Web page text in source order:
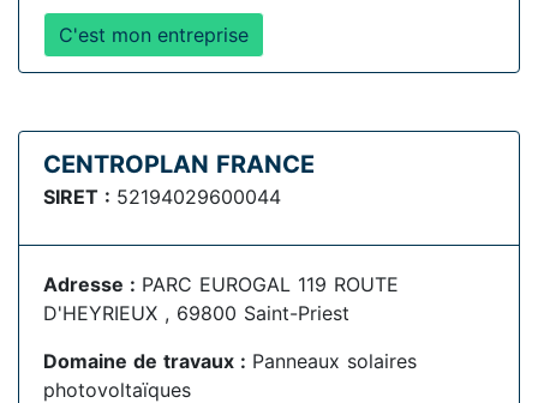
C'est mon entreprise
CENTROPLAN FRANCE
SIRET : 52194029600044
Adresse : PARC EUROGAL 119 ROUTE
D'HEYRIEUX , 69800 Saint-Priest
Domaine de travaux : Panneaux solaires
photovoltaïques